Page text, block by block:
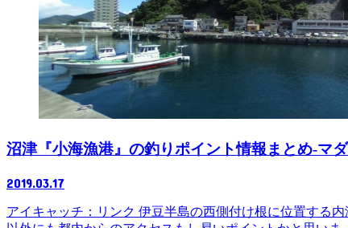
沼津『小海漁港』の釣りポイント情報まとめ-マ
2019.03.17
アイキャッチ：リンク 伊豆半島の西側付け根に位置する